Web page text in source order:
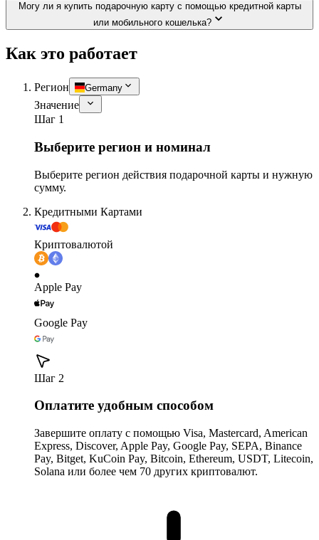
Могу ли я купить подарочную карту с помощью кредитной карты
или мобильного кошелька?
Как это работает
Регион Germany
Значение
Шаг 1
Выберите регион и номинал
Выберите регион действия подарочной карты и нужную
сумму.
Кредитными Картами
Криптовалютой
Apple Pay
Google Pay
Шаг 2
Оплатите удобным способом
Завершите оплату с помощью Visa, Mastercard, American
Express, Discover, Apple Pay, Google Pay, SEPA, Binance
Pay, Bitget, KuCoin Pay, Bitcoin, Ethereum, USDT, Litecoin,
Solana или более чем 70 других криптовалют.